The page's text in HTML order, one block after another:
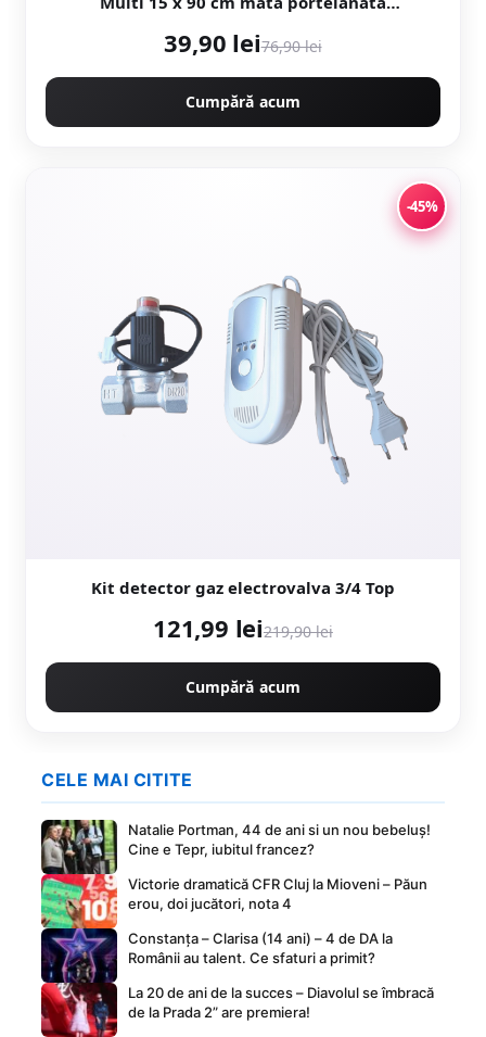
39,90 lei76,90 lei
Cumpără acum
-45%
Kit detector gaz electrovalva 3/4 Top
121,99 lei219,90 lei
Cumpără acum
CELE MAI CITITE
Natalie Portman, 44 de ani si un nou bebeluș!
Cine e Tepr, iubitul francez?
Victorie dramatică CFR Cluj la Mioveni – Păun
erou, doi jucători, nota 4
Constanța – Clarisa (14 ani) – 4 de DA la
Românii au talent. Ce sfaturi a primit?
La 20 de ani de la succes – Diavolul se îmbracă
de la Prada 2” are premiera!